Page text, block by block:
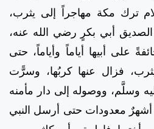
ترك مكة مهاجراً إلى يثرب،
أبي بكرٍ رضي الله عنه،
على أبيها أياماً وأياماً، حتى
فزال عنها كربُها، وسرًّت
وسلَّم، ووصوله إلى دار مأمنه
معدودات حتى أرسل النبي